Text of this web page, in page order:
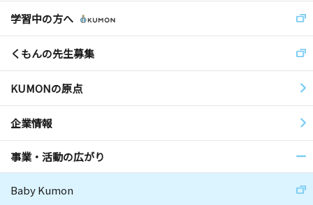
学習中の方へ
くもんの先生募集
KUMONの原点
企業情報
事業・活動の広がり
Baby Kumon